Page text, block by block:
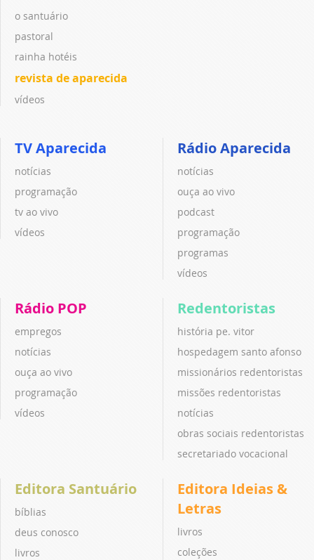
o santuário
pastoral
rainha hotéis
revista de aparecida
vídeos
TV Aparecida
notícias
programação
tv ao vivo
vídeos
Rádio Aparecida
notícias
ouça ao vivo
podcast
programação
programas
vídeos
Rádio POP
empregos
notícias
ouça ao vivo
programação
vídeos
Redentoristas
história pe. vitor
hospedagem santo afonso
missionários redentoristas
missões redentoristas
notícias
obras sociais redentoristas
secretariado vocacional
Editora Santuário
bíblias
deus conosco
livros
Editora Ideias &
Letras
livros
coleções